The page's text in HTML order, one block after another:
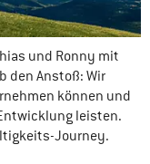
und Ronny mit
den Anstoß: Wir
können und
leisten.
Journey.